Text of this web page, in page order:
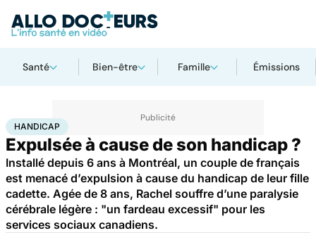
Santé Bien-être Famille Émissions
AccueilSanté Maladies
HANDICAP
Expulsée à cause de son handicap ?
Installé depuis 6 ans à Montréal, un couple de français
est menacé d’expulsion à cause du handicap de leur fille
cadette. Agée de 8 ans, Rachel souffre d’une paralysie
cérébrale légère : "un fardeau excessif" pour les
services sociaux canadiens.